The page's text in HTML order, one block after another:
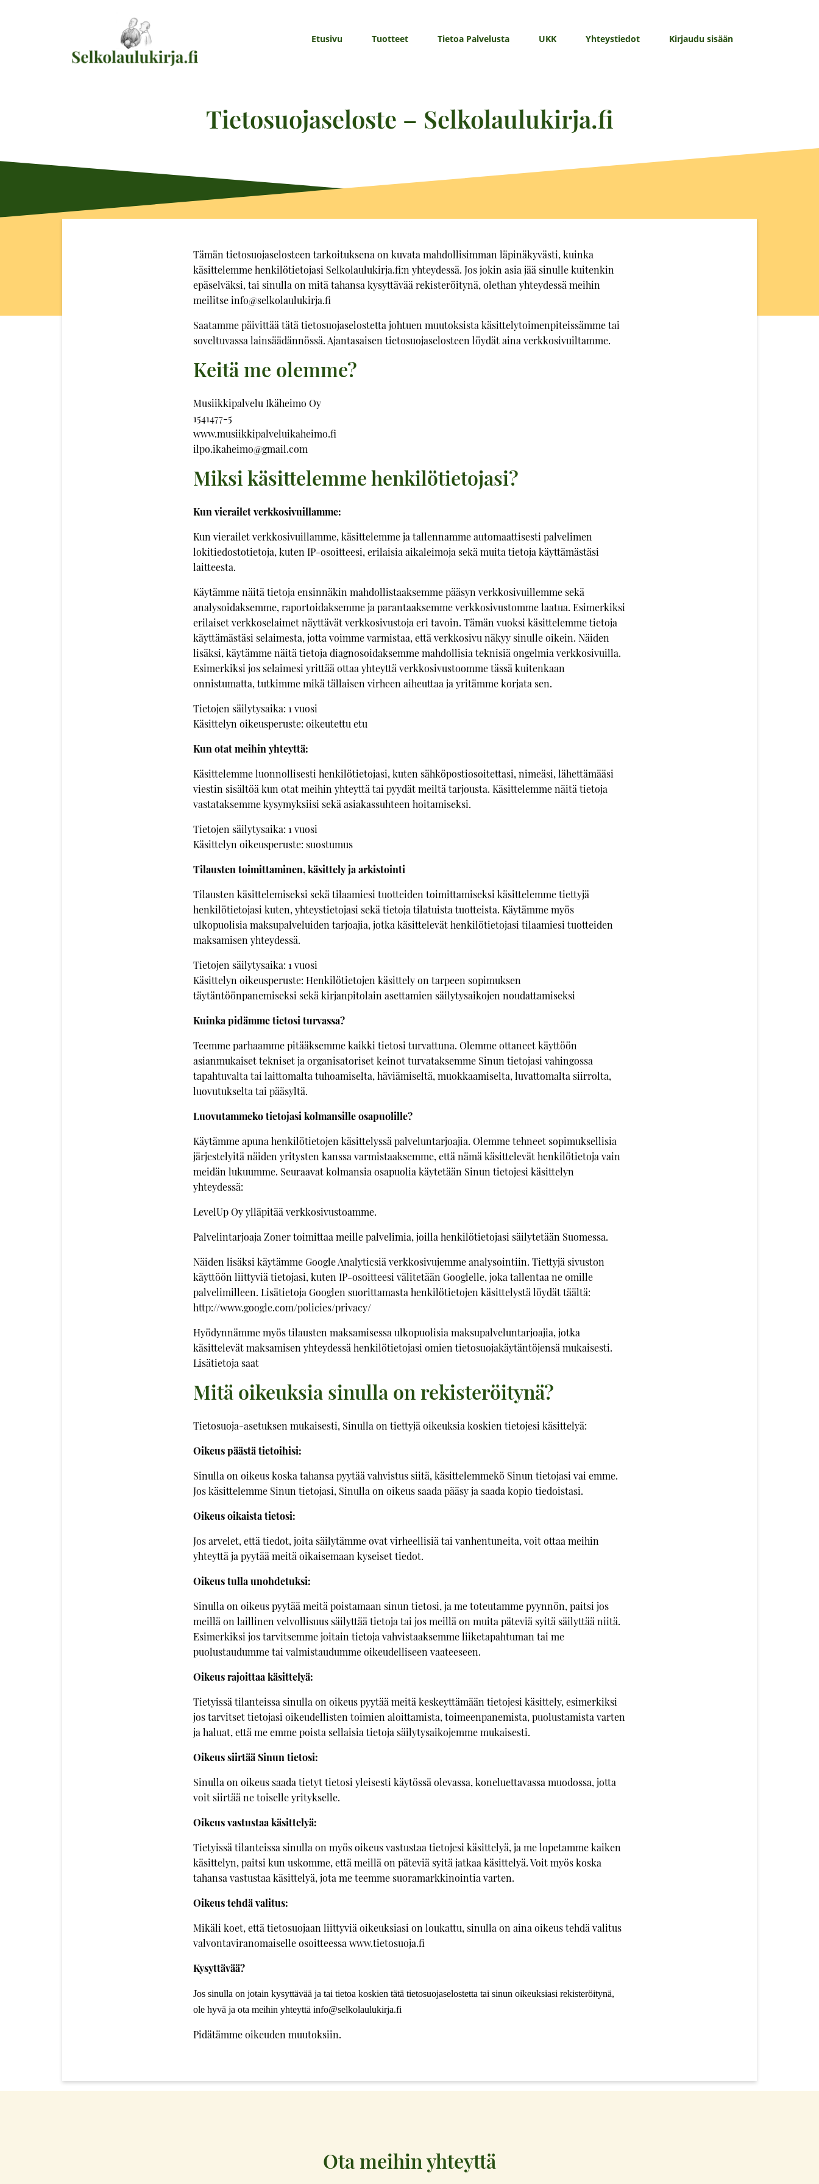
Etusivu Tuotteet Tietoa Palvelusta UKK Yhteystiedot Kirjaudu sisään
Tietosuojaseloste – Selkolaulukirja.fi
Tämän tietosuojaselosteen tarkoituksena on kuvata mahdollisimman läpinäkyvästi, kuinka
käsittelemme henkilötietojasi Selkolaulukirja.fi:n yhteydessä. Jos jokin asia jää sinulle kuitenkin
epäselväksi, tai sinulla on mitä tahansa kysyttävää rekisteröitynä, olethan yhteydessä meihin
meilitse info@selkolaulukirja.fi
Saatamme päivittää tätä tietosuojaselostetta johtuen muutoksista käsittelytoimenpiteissämme tai
soveltuvassa lainsäädännössä. Ajantasaisen tietosuojaselosteen löydät aina verkkosivuiltamme.
Keitä me olemme?
Musiikkipalvelu Ikäheimo Oy
1541477-5
www.musiikkipalveluikaheimo.fi
ilpo.ikaheimo@gmail.com
Miksi käsittelemme henkilötietojasi?
Kun vierailet verkkosivuillamme:
Kun vierailet verkkosivuillamme, käsittelemme ja tallennamme automaattisesti palvelimen
lokitiedostotietoja, kuten IP-osoitteesi, erilaisia aikaleimoja sekä muita tietoja käyttämästäsi
laitteesta.
Käytämme näitä tietoja ensinnäkin mahdollistaaksemme pääsyn verkkosivuillemme sekä
analysoidaksemme, raportoidaksemme ja parantaaksemme verkkosivustomme laatua. Esimerkiksi
erilaiset verkkoselaimet näyttävät verkkosivustoja eri tavoin. Tämän vuoksi käsittelemme tietoja
käyttämästäsi selaimesta, jotta voimme varmistaa, että verkkosivu näkyy sinulle oikein. Näiden
lisäksi, käytämme näitä tietoja diagnosoidaksemme mahdollisia teknisiä ongelmia verkkosivuilla.
Esimerkiksi jos selaimesi yrittää ottaa yhteyttä verkkosivustoomme tässä kuitenkaan
onnistumatta, tutkimme mikä tällaisen virheen aiheuttaa ja yritämme korjata sen.
Tietojen säilytysaika: 1 vuosi
Käsittelyn oikeusperuste: oikeutettu etu
Kun otat meihin yhteyttä:
Käsittelemme luonnollisesti henkilötietojasi, kuten sähköpostiosoitettasi, nimeäsi, lähettämääsi
viestin sisältöä kun otat meihin yhteyttä tai pyydät meiltä tarjousta. Käsittelemme näitä tietoja
vastataksemme kysymyksiisi sekä asiakassuhteen hoitamiseksi.
Tietojen säilytysaika: 1 vuosi
Käsittelyn oikeusperuste: suostumus
Tilausten toimittaminen, käsittely ja arkistointi
Tilausten käsittelemiseksi sekä tilaamiesi tuotteiden toimittamiseksi käsittelemme tiettyjä
henkilötietojasi kuten, yhteystietojasi sekä tietoja tilatuista tuotteista. Käytämme myös
ulkopuolisia maksupalveluiden tarjoajia, jotka käsittelevät henkilötietojasi tilaamiesi tuotteiden
maksamisen yhteydessä.
Tietojen säilytysaika: 1 vuosi
Käsittelyn oikeusperuste: Henkilötietojen käsittely on tarpeen sopimuksen
täytäntöönpanemiseksi sekä kirjanpitolain asettamien säilytysaikojen noudattamiseksi
Kuinka pidämme tietosi turvassa?
Teemme parhaamme pitääksemme kaikki tietosi turvattuna. Olemme ottaneet käyttöön
asianmukaiset tekniset ja organisatoriset keinot turvataksemme Sinun tietojasi vahingossa
tapahtuvalta tai laittomalta tuhoamiselta, häviämiseltä, muokkaamiselta, luvattomalta siirrolta,
luovutukselta tai pääsyltä.
Luovutammeko tietojasi kolmansille osapuolille?
Käytämme apuna henkilötietojen käsittelyssä palveluntarjoajia. Olemme tehneet sopimuksellisia
järjestelyitä näiden yritysten kanssa varmistaaksemme, että nämä käsittelevät henkilötietoja vain
meidän lukuumme. Seuraavat kolmansia osapuolia käytetään Sinun tietojesi käsittelyn
yhteydessä:
LevelUp Oy ylläpitää verkkosivustoamme.
Palvelintarjoaja Zoner toimittaa meille palvelimia, joilla henkilötietojasi säilytetään Suomessa.
Näiden lisäksi käytämme Google Analyticsiä verkkosivujemme analysointiin. Tiettyjä sivuston
käyttöön liittyviä tietojasi, kuten IP-osoitteesi välitetään Googlelle, joka tallentaa ne omille
palvelimilleen. Lisätietoja Googlen suorittamasta henkilötietojen käsittelystä löydät täältä:
http://www.google.com/policies/privacy/
Hyödynnämme myös tilausten maksamisessa ulkopuolisia maksupalveluntarjoajia, jotka
käsittelevät maksamisen yhteydessä henkilötietojasi omien tietosuojakäytäntöjensä mukaisesti.
Lisätietoja saat
Mitä oikeuksia sinulla on rekisteröitynä?
Tietosuoja-asetuksen mukaisesti, Sinulla on tiettyjä oikeuksia koskien tietojesi käsittelyä:
Oikeus päästä tietoihisi:
Sinulla on oikeus koska tahansa pyytää vahvistus siitä, käsittelemmekö Sinun tietojasi vai emme.
Jos käsittelemme Sinun tietojasi, Sinulla on oikeus saada pääsy ja saada kopio tiedoistasi.
Oikeus oikaista tietosi:
Jos arvelet, että tiedot, joita säilytämme ovat virheellisiä tai vanhentuneita, voit ottaa meihin
yhteyttä ja pyytää meitä oikaisemaan kyseiset tiedot.
Oikeus tulla unohdetuksi:
Sinulla on oikeus pyytää meitä poistamaan sinun tietosi, ja me toteutamme pyynnön, paitsi jos
meillä on laillinen velvollisuus säilyttää tietoja tai jos meillä on muita päteviä syitä säilyttää niitä.
Esimerkiksi jos tarvitsemme joitain tietoja vahvistaaksemme liiketapahtuman tai me
puolustaudumme tai valmistaudumme oikeudelliseen vaateeseen.
Oikeus rajoittaa käsittelyä:
Tietyissä tilanteissa sinulla on oikeus pyytää meitä keskeyttämään tietojesi käsittely, esimerkiksi
jos tarvitset tietojasi oikeudellisten toimien aloittamista, toimeenpanemista, puolustamista varten
ja haluat, että me emme poista sellaisia tietoja säilytysaikojemme mukaisesti.
Oikeus siirtää Sinun tietosi:
Sinulla on oikeus saada tietyt tietosi yleisesti käytössä olevassa, koneluettavassa muodossa, jotta
voit siirtää ne toiselle yritykselle.
Oikeus vastustaa käsittelyä:
Tietyissä tilanteissa sinulla on myös oikeus vastustaa tietojesi käsittelyä, ja me lopetamme kaiken
käsittelyn, paitsi kun uskomme, että meillä on päteviä syitä jatkaa käsittelyä. Voit myös koska
tahansa vastustaa käsittelyä, jota me teemme suoramarkkinointia varten.
Oikeus tehdä valitus:
Mikäli koet, että tietosuojaan liittyviä oikeuksiasi on loukattu, sinulla on aina oikeus tehdä valitus
valvontaviranomaiselle osoitteessa www.tietosuoja.fi
Kysyttävää?
Jos sinulla on jotain kysyttävää ja tai tietoa koskien tätä tietosuojaselostetta tai sinun oikeuksiasi rekisteröitynä,
ole hyvä ja ota meihin yhteyttä info@selkolaulukirja.fi
Pidätämme oikeuden muutoksiin.
Ota meihin yhteyttä